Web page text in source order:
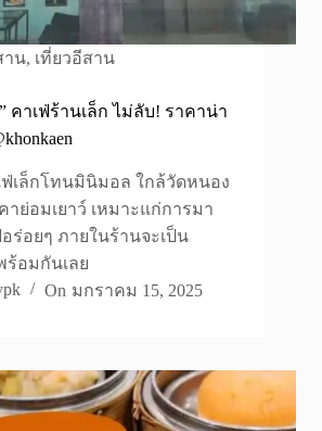
าน, เที่ยวอีสาน
คาเฟ่ร้านเล็ก ไม่ลับ! ราคาน่า
เฟ่เล็กโทนมินิมอล ใกล้วัดหนอง
ย่อมเยาว์ เหมาะแก่การมา
ร่อยๆ ภายในร้านจะเป็น
ร้อมกันเลย
On มกราคม 15, 2025